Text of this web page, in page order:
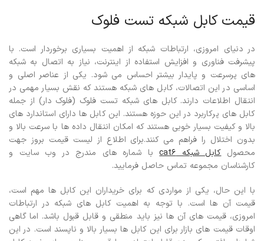
قیمت کابل شبکه تست فلوک
در دنیای امروزی، ارتباطات شبکه از اهمیت بسیاری برخوردار است. با
پیشرفت فناوری و افزایش استفاده از اینترنت، نیاز به اتصال به شبکه
های پرسرعت و پایدار بیشتر احساس می شود. یکی از عناصر اصلی و
اساسی در این اتصالات، کابل های شبکه هستند که نقش بسیار مهمی در
انتقال اطلاعات دارند.کابل های شبکه تست فلوک (فلوک دار) از جمله
کابل های پرکاربرد در این حوزه هستند. این کابل ها دارای استاندارد های
بالا و کیفیت بسیار خوبی هستند که امکان انتقال داده ها با سرعت بالا و
بدون اختلال را فراهم می کنند.برای اطلاع از لیست قیمت بروز جهت
محصولکابل شبکه cat6
با شماره های مندرج در وب سایت و
کارشناسان مجموعه تماس حاصل فرمایید.
با این حال، یکی از مواردی که برای خریداران این کابل ها مهم است،
قیمت آن ها است. با توجه به اهمیت کابل های شبکه در ارتباطات
امروزی، قیمت های آن ها نیز باید منطقی و قابل قبول باشد. اما گاهی
اوقات قیمت های بازار برای این کابل ها بسیار بالا و ناپسند است. در این